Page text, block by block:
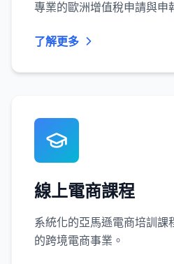
專業的歐洲增值稅申請與申
了解更多
線上電商課程
系統化的亞馬遜電商培訓課
的跨境電商事業。